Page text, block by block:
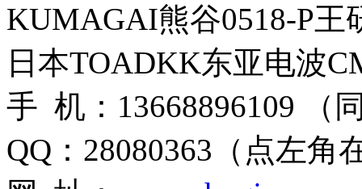
KUMAGAI熊谷0518-P王
日本TOADKK东亚电波
手 机：13668896109 （
QQ：28080363（点左角